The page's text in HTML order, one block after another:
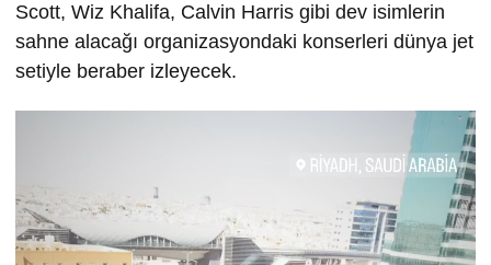
Scott, Wiz Khalifa, Calvin Harris gibi dev isimlerin
sahne alacağı organizasyondaki konserleri dünya jet
setiyle beraber izleyecek.